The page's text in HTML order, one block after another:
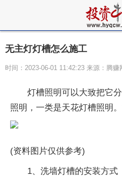
无主灯灯槽怎么施工
时间：2023-06-01 11:42:23 来源：腾赚
灯槽照明可以大致把它
照明，一类是天花灯槽照明
(资料图片仅供参考)
1、洗墙灯槽的安装方式